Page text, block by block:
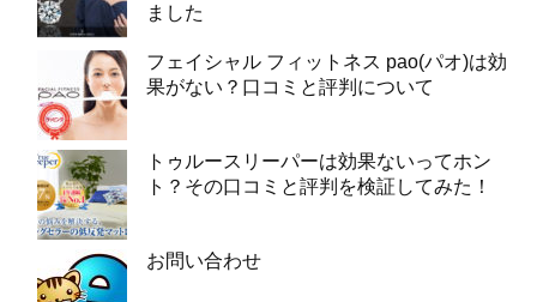
ました
フェイシャル フィットネス pao(パオ)は効
果がない？口コミと評判について
トゥルースリーパーは効果ないってホン
ト？その口コミと評判を検証してみた！
お問い合わせ